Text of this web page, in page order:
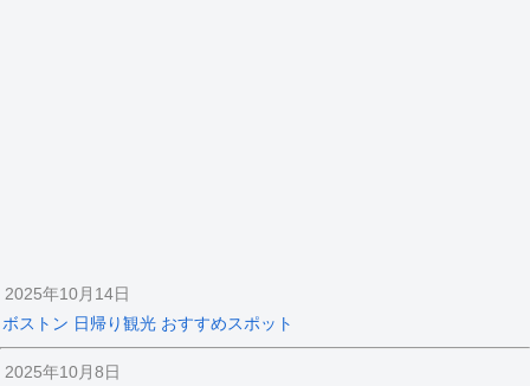
2025年10月14日
ボストン 日帰り観光 おすすめスポット
2025年10月8日